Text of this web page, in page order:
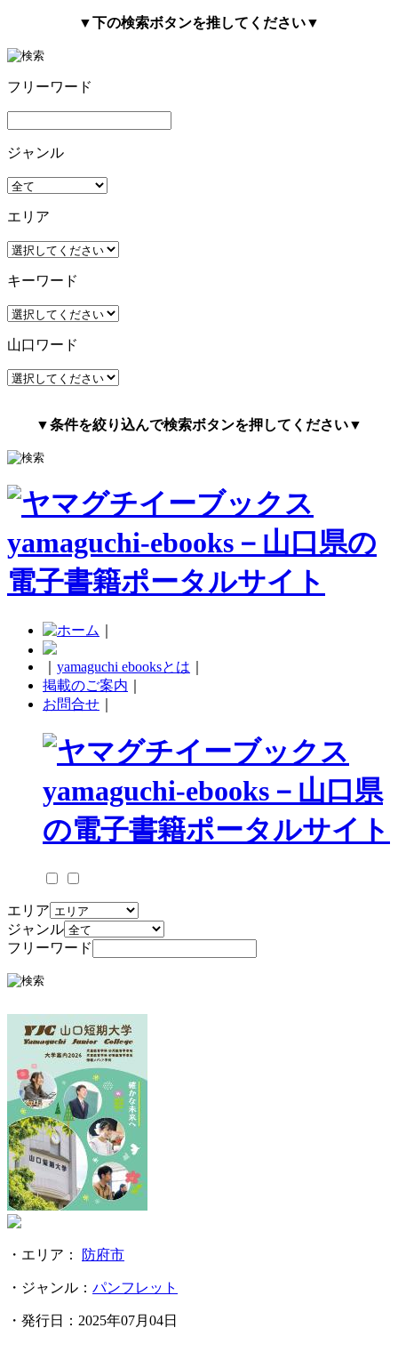
▼下の検索ボタンを推してください▼
フリーワード
ジャンル
エリア
キーワード
山口ワード
▼条件を絞り込んで検索ボタンを押してください▼
yamaguchi ebooksとは
掲載のご案内
お問合せ
エリア
ジャンル
フリーワード
・エリア： 防府市
・ジャンル： パンフレット
・発行日： 2025年07月04日